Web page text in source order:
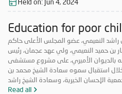
Held on: Jun 4, 2024
Education for poor
النعيمي، عضو المجلس الأعلى حاكم
بن حميد النعيمي، ولي عهد عجمان، رئيس
بالديوان الأميري، على مشروع مستشفى
استقبال سموه سعادة الشيخ محمد بن
الإحسان الخيرية، وسعادة الشيخ راشد
الإحسان الخيرية، والسيد ماجد عمير نائب
Read all